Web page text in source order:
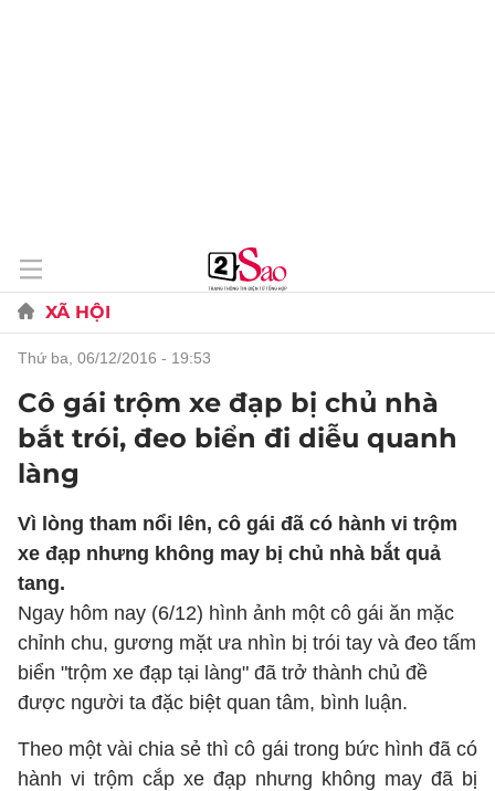
XÃ HỘI
thứ ba, 06/12/2016 - 19:53
Cô gái trộm xe đạp bị chủ nhà
bắt trói, đeo biển đi diễu quanh
làng
Vì lòng tham nổi lên, cô gái đã có hành vi trộm
xe đạp nhưng không may bị chủ nhà bắt quả
tang.
Ngay hôm nay (6/12) hình ảnh một cô gái ăn mặc
chỉnh chu, gương mặt ưa nhìn bị trói tay và đeo tấm
biển "trộm xe đạp tại làng" đã trở thành chủ đề
được người ta đặc biệt quan tâm, bình luận.
Theo một vài chia sẻ thì cô gái trong bức hình đã có
hành vi trộm cắp xe đạp nhưng không may đã bị